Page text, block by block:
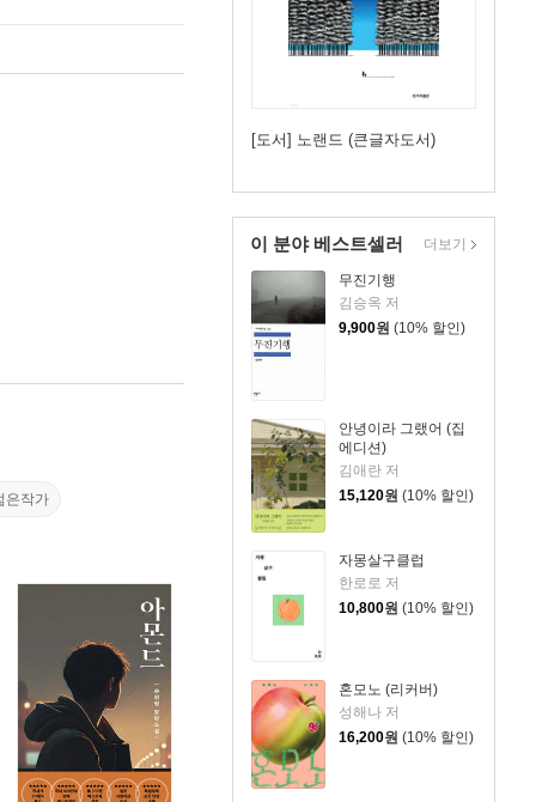
[도서] 노랜드 (큰글자도서)
이 분야 베스트셀러
무진기행
김승옥 저
9,900원 (10% 할인)
안녕이라 그랬어 (집
에디션)
김애란 저
15,120원 (10% 할인)
자몽살구클럽
한로로 저
10,800원 (10% 할인)
혼모노 (리커버)
성해나 저
16,200원 (10% 할인)
더보기
은작가